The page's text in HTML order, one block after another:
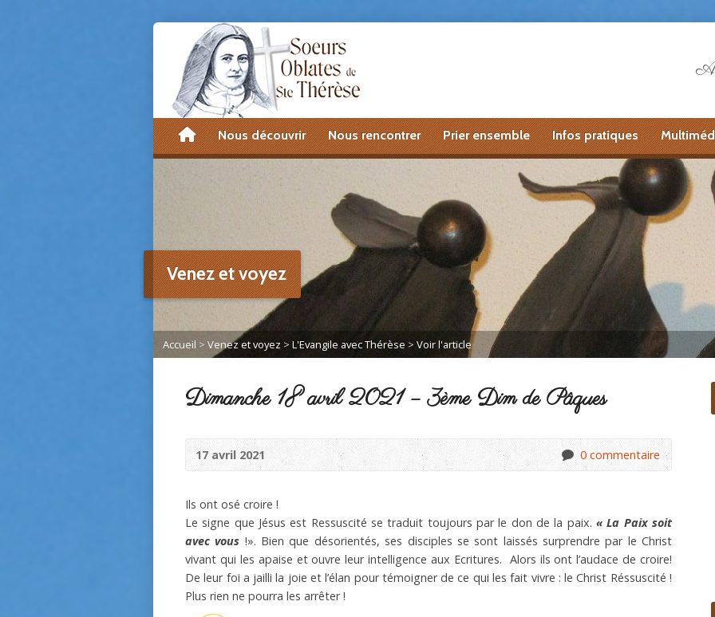
accueilNous découvrir Nous rencontrer Prier ensemble Infos pratiques
Venez et voyez
Accueil > Venez et voyez > L'Evangile avec Thérèse > Voir l'article
Dimanche 18 avril 2021 – 3ème Dim de Pâques
17 avril 2021 0 commentaire
Ils ont osé croire !
Le signe que Jésus est Ressuscité se traduit toujours par le don de la paix. « La Paix soit
avec vous !». Bien que désorientés, ses disciples se sont laissés surprendre par le Christ
vivant qui les apaise et ouvre leur intelligence aux Ecritures. Alors ils ont l’audace de croire!
De leur foi a jailli la joie et l’élan pour témoigner de ce qui les fait vivre : le Christ Réssuscité !
Plus rien ne pourra les arrêter !